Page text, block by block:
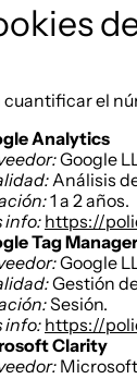
el
Analytics
Google
Análisis
1 a 2 años.
info:https://
Tag Manager
Google
Gestión
Sesión.
info:https://
Clarity